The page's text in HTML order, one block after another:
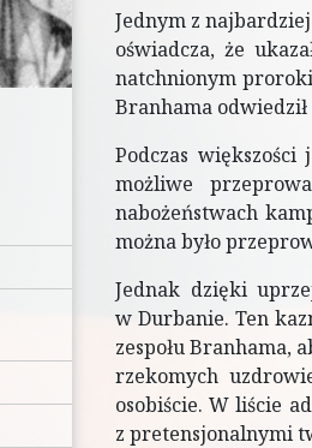
Jednym z
oświadcza, że
natchnionym
Branhama
Podczas
możliwe
nabożeństwach
można było
Jednak dzięki
w Durbanie. Ten
zespołu Branhama,
rzekomych
osobiście. W liście
z pretensjonalnymi